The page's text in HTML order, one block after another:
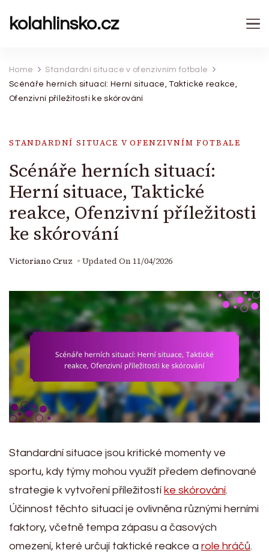
kolahlinsko.cz
Home
Standardní situace v ofenzivním fotbale
Scénáře herních situací: Herní situace, Taktické reakce,
Ofenzivní příležitosti ke skórování
STANDARDNÍ SITUACE V OFENZIVNÍM FOTBALE
Scénáře herních situací:
Herní situace, Taktické
reakce, Ofenzivní příležitosti
ke skórování
Victoriano Cruz Updated On 11/04/2026
Standardní situace jsou kritické momenty ve
sportu, kdy týmy mohou využít předem definované
strategie k vytvoření příležitostí ke skórování.
Účinnost těchto situací je ovlivněna různými herními
faktory, včetně tempa zápasu a časových
omezení, které určují taktické reakce a role hráčů.